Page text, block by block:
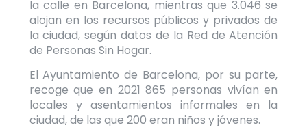
la calle en Barcelona, mientras que 3.046 se
alojan en los recursos públicos y privados de
la ciudad, según datos de la Red de Atención
de Personas Sin Hogar.
El Ayuntamiento de Barcelona, por su parte,
recoge que en 2021 865 personas vivían en
locales y asentamientos informales en la
ciudad, de las que 200 eran niños y jóvenes.